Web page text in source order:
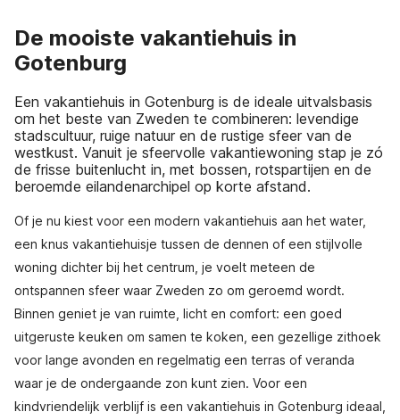
De mooiste vakantiehuis in
Gotenburg
Een vakantiehuis in Gotenburg is de ideale uitvalsbasis
om het beste van Zweden te combineren: levendige
stadscultuur, ruige natuur en de rustige sfeer van de
westkust. Vanuit je sfeervolle vakantiewoning stap je zó
de frisse buitenlucht in, met bossen, rotspartijen en de
beroemde eilandenarchipel op korte afstand.
Of je nu kiest voor een modern vakantiehuis aan het water,
een knus vakantiehuisje tussen de dennen of een stijlvolle
woning dichter bij het centrum, je voelt meteen de
ontspannen sfeer waar Zweden zo om geroemd wordt.
Binnen geniet je van ruimte, licht en comfort: een goed
uitgeruste keuken om samen te koken, een gezellige zithoek
voor lange avonden en regelmatig een terras of veranda
waar je de ondergaande zon kunt zien. Voor een
kindvriendelijk verblijf is een vakantiehuis in Gotenburg ideaal,